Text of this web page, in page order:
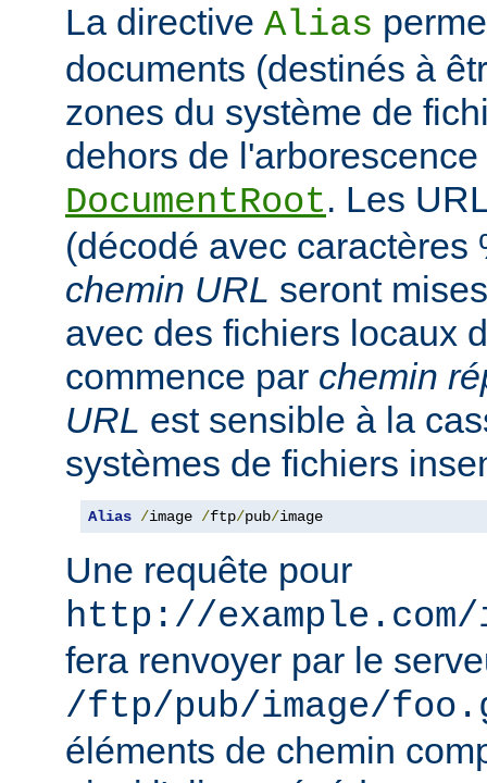
La directive Alias
documents (destinés à
zones du système de
dehors de
DocumentRoot. Les
(décodé avec caractères
chemin URL seront
avec des fichiers locaux
commence par chemin
URL est sensible à la
systèmes de fichiers
Alias /image /ftp/pub/image
Une requête pour
http://
fera renvoyer par le
/ftp/pub/image/
éléments de chemin